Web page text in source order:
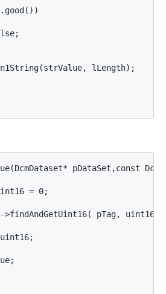
lLength);
pDataSet,const
>findAndGetUint16( pTag,